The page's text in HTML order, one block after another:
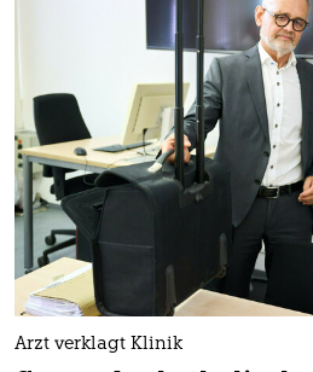
Arzt verklagt Klinik